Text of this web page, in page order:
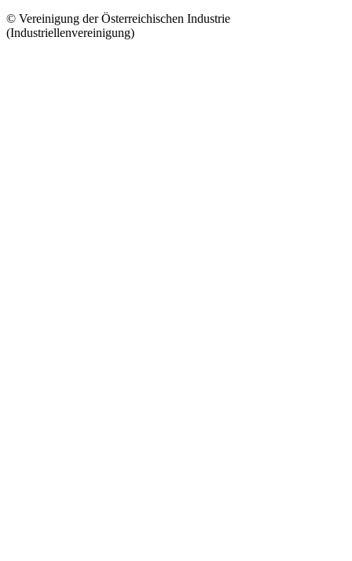
© Vereinigung der Österreichischen Industrie
(Industriellenvereinigung)